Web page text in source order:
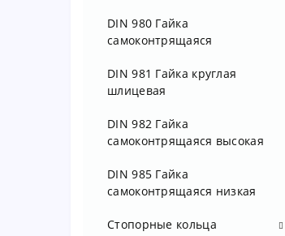
DIN 980 Гайка
самоконтрящаяся
DIN 981 Гайка круглая
шлицевая
DIN 982 Гайка
самоконтрящаяся высокая
DIN 985 Гайка
самоконтрящаяся низкая
Стопорные кольца